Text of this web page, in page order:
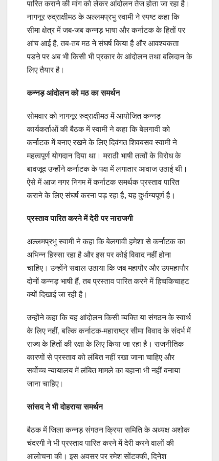
पारित कराने की मांग को लेकर आंदोलन तेज होता जा रहा है।
नागनूर रुद्राक्षीमठ के अल्लमप्रभु स्वामी ने स्पष्ट कहा कि
सीमा क्षेत्र में जब-जब कन्नड़ भाषा और कर्नाटक के हितों पर
आंच आई है, तब-तब मठ ने संघर्ष किया है और आवश्यकता
पडऩे पर अब भी किसी भी प्रकार के आंदोलन तथा बलिदान के
लिए तैयार है।
कन्नड़ आंदोलन को मठ का समर्थन
सोमवार को नागनूर रुद्राक्षीमठ में आयोजित कन्नड़
कार्यकर्ताओं की बैठक में स्वामी ने कहा कि बेलगावी को
कर्नाटक में बनाए रखने के लिए दिवंगत शिवबसव स्वामी ने
महत्वपूर्ण योगदान दिया था। मराठी भाषी तत्वों के विरोध के
बावजूद उन्होंने कर्नाटक के पक्ष में लगातार आवाज उठाई थी।
ऐसे में आज नगर निगम में कर्नाटक समर्थक प्रस्ताव पारित
कराने के लिए संघर्ष करना पड़ रहा है, यह दुर्भाग्यपूर्ण है।
प्रस्ताव पारित करने में देरी पर नाराजगी
अल्लमप्रभु स्वामी ने कहा कि बेलगावी हमेशा से कर्नाटक का
अभिन्न हिस्सा रहा है और इस पर कोई विवाद नहीं होना
चाहिए। उन्होंने सवाल उठाया कि जब महापौर और उपमहापौर
दोनों कन्नड़ भाषी हैं, तब प्रस्ताव पारित करने में हिचकिचाहट
क्यों दिखाई जा रही है।
उन्होंने कहा कि यह आंदोलन किसी व्यक्ति या संगठन के स्वार्थ
के लिए नहीं, बल्कि कर्नाटक-महाराष्ट्र सीमा विवाद के संदर्भ में
राज्य के हितों की रक्षा के लिए किया जा रहा है। राजनीतिक
कारणों से प्रस्ताव को लंबित नहीं रखा जाना चाहिए और
सर्वोच्च न्यायालय में लंबित मामले का बहाना भी नहीं बनाया
जाना चाहिए।
सांसद ने भी दोहराया समर्थन
बैठक में जिला कन्नड़ संगठन क्रिया समिति के अध्यक्ष अशोक
चंदरगी ने भी प्रस्ताव पारित करने में देरी करने वालों की
आलोचना की। इस अवसर पर रमेश सोंटक्की, दिनेश